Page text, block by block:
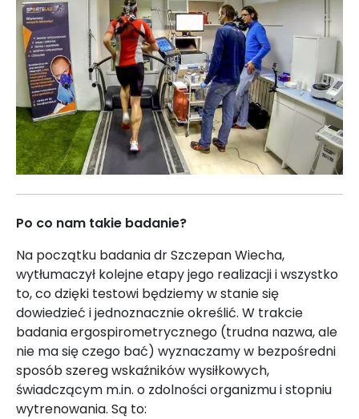
Po co nam takie badanie?
Na początku badania dr Szczepan Wiecha,
wytłumaczył kolejne etapy jego realizacji i wszystko
to, co dzięki testowi będziemy w stanie się
dowiedzieć i jednoznacznie określić. W trakcie
badania ergospirometrycznego (trudna nazwa, ale
nie ma się czego bać) wyznaczamy w bezpośredni
sposób szereg wskaźników wysiłkowych,
świadczącym m.in. o zdolności organizmu i stopniu
wytrenowania. Są to: